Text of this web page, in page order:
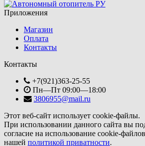
Приложения
Магазин
Оплата
Контакты
Контакты
+7(921)363-25-55
Пн—Пт 09:00—18:00
3806955@mail.ru
Этот веб-сайт использует cookie-файлы.
При использовании данного сайта вы
согласие на использование cookie-
нашей политикой приватности.